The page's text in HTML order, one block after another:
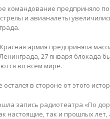
командование предприняло
и авианалеты
Красная армия предприняла
27 января блокада
во всем мире.
в стороне от этого
запись радиотеатра «По
настоящие, так и прошлых лет,